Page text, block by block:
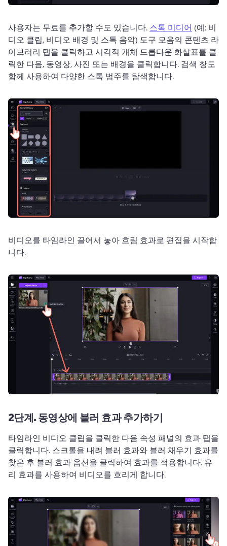
사용자는 무료를 추가할 수도 있습니다. 스톡 미디어 (예: 비
디오 클립, 비디오 배경 및 스톡 음악) 도구 모음의 콘텐츠 라
이브러리 탭을 클릭하고 시각적 개체 드롭다운 화살표를 클
릭한 다음, 동영상, 사진 또는 배경을 클릭합니다. 검색 창도
함께 사용하여 다양한 스톡 범주를 탐색합니다.
비디오를 타임라인 끌어서 놓아 흐림 효과로 편집을 시작합
니다.
2단계.동영상에 블러 효과 추가하기
타임라인 비디오 클립을 클릭한 다음 속성 패널의 효과 탭을
클릭합니다. 스크롤을 내려 블러 효과와 블러 채우기 효과를
찾은 후 블러 효과 옵션을 클릭하여 효과를 적용합니다. 유
리 효과를 사용하여 비디오를 흐리게 합니다.